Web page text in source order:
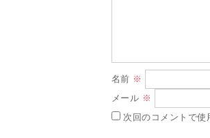
名前 ※
メール ※
次回のコメントで